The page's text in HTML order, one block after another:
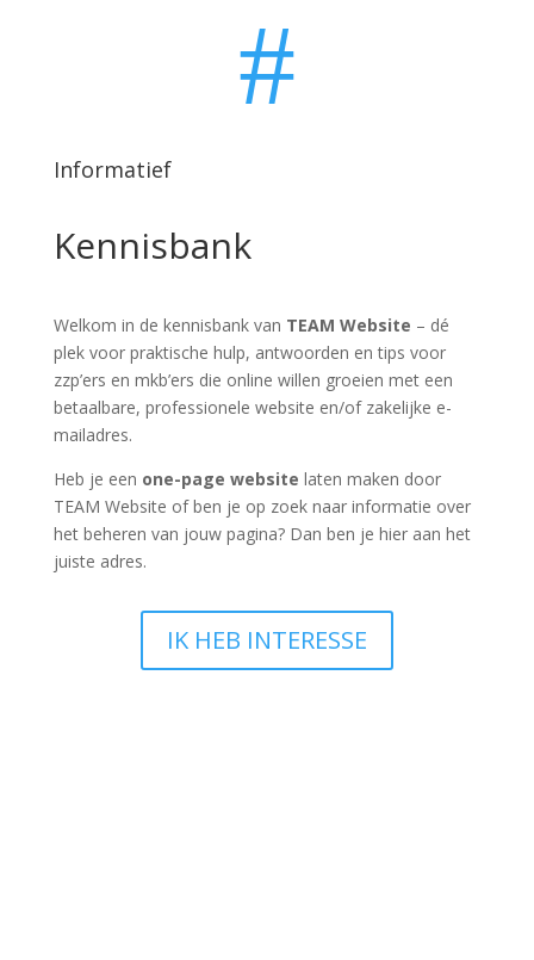
#
Informatief
Kennisbank
Welkom in de kennisbank van TEAM Website – dé
plek voor praktische hulp, antwoorden en tips voor
zzp’ers en mkb’ers die online willen groeien met een
betaalbare, professionele website en/of zakelijke e-
mailadres.
Heb je een one-page website laten maken door
TEAM Website of ben je op zoek naar informatie over
het beheren van jouw pagina? Dan ben je hier aan het
juiste adres.
IK HEB INTERESSE